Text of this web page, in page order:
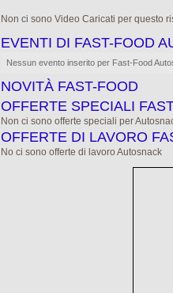
Non ci sono Video Caricati per questo
EVENTI DI FAST-FOOD
Nessun evento inserito per Fast-Food
NOVITÀ FAST-FOOD
OFFERTE SPECIALI
Non ci sono offerte speciali per
OFFERTE DI LAVORO
No ci sono offerte di lavoro Autosnack